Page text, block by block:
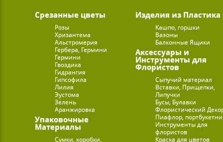
Срезанные цветы
Розы
Хризантема
Альстромерия
Гербера, Гермини
Гермини
Гвоздика
Гидрангия
Гипсофила
Лилия
Эустома
Зелень
Аранжировка
Упаковочные
Материалы
Сумки, коробки,
Изделия из Пластика
Кашпо, горшки
Вазоны
Балконные Ящики
Аксессуары и
Инструменты для
Флористов
Сыпучий материал
Вставки, Прищепки,
Липучки
Бусы, Булавки
Флористический
Пиафлор,
Инструменты для
флористов
Краска для цветов